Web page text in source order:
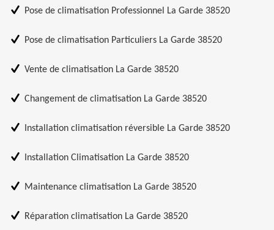
Pose de climatisation Professionnel La Garde 38520
Pose de climatisation Particuliers La Garde 38520
Vente de climatisation La Garde 38520
Changement de climatisation La Garde 38520
Installation climatisation réversible La Garde 38520
Installation Climatisation La Garde 38520
Maintenance climatisation La Garde 38520
Réparation climatisation La Garde 38520